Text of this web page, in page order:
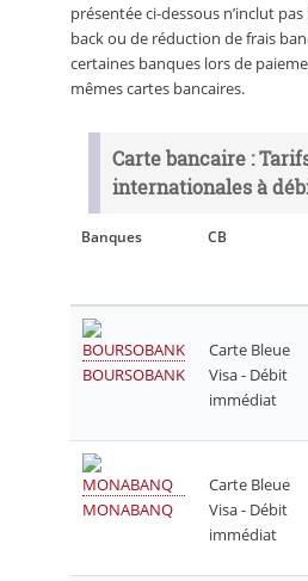
présentée ci-dessous n’inclut
back ou de réduction de frais
certaines banques lors de
mêmes cartes bancaires.
Carte bancaire :
internationales à
Banques CB
BOURSOBANK
Carte Bleue
Visa - Débit
immédiat
MONABANQ
Carte Bleue
Visa - Débit
immédiat